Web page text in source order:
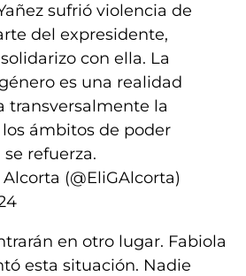
sufrió violencia de
del expresidente,
con ella. La
es una realidad
transversalmente la
ámbitos de poder
refuerza.
(@EliGAlcorta)
en otro lugar. Fabiola
esta situación. Nadie